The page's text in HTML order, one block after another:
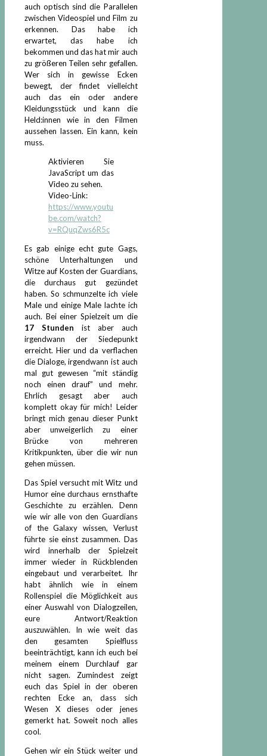
auch optisch sind die Parallelen
zwischen Videospiel und Film zu
erkennen. Das habe ich
erwartet, das habe ich
bekommen und das hat mir auch
zu größeren Teilen sehr gefallen.
Wer sich in gewisse Ecken
bewegt, der findet vielleicht
auch das ein oder andere
Kleidungsstück und kann die
Held:innen wie in den Filmen
aussehen lassen. Ein kann, kein
muss.
Aktivieren Sie
JavaScript um das
Video zu sehen.
Video-Link:
https://www.youtu
be.com/watch?
v=RQuqZws6R5c
Es gab einige echt gute Gags,
schöne Unterhaltungen und
Witze auf Kosten der Guardians,
die durchaus gut gezündet
haben. So schmunzelte ich viele
Male und einige Male lachte ich
auch. Bei einer Spielzeit um die
17 Stunden ist aber auch
irgendwann der Siedepunkt
erreicht. Hier und da verflachen
die Dialoge, irgendwann ist auch
mal gut gewesen “mit ständig
noch einen drauf” und mehr.
Ehrlich gesagt aber auch
komplett okay für mich! Leider
bringt mich genau dieser Punkt
aber unweigerlich zu einer
Brücke von mehreren
Kritikpunkten, über die wir nun
gehen müssen.
Das Spiel versucht mit Witz und
Humor eine durchaus ernsthafte
Geschichte zu erzählen. Denn
wie wir alle von den Guardians
of the Galaxy wissen, Verlust
führte sie einst zusammen. Das
wird innerhalb der Spielzeit
immer wieder in Rückblenden
eingebaut und verarbeitet. Ihr
habt ähnlich wie in einem
Rollenspiel die Möglichkeit aus
einer Auswahl von Dialogzeilen,
eure Antwort/Reaktion
auszuwählen. In wie weit das
den gesamten Spielfluss
beeinträchtigt, kann ich euch bei
meinem einem Durchlauf gar
nicht sagen. Zumindest zeigt
euch das Spiel in der oberen
rechten Ecke an, dass sich
Wesen X dieses oder jenes
gemerkt hat. Soweit noch alles
cool.
Gehen wir ein Stück weiter und